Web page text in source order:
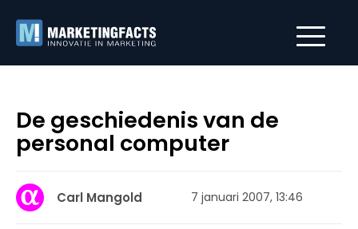
De geschiedenis van de
personal computer
Carl Mangold 7 januari 2007, 13:46